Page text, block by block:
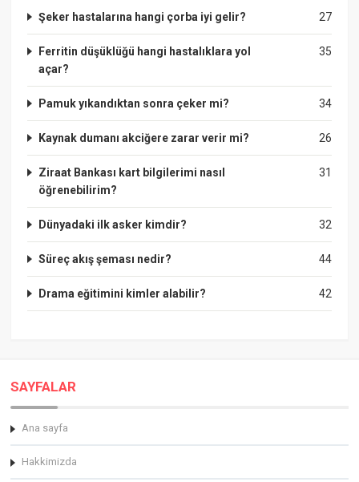
27
Şeker hastalarına hangi çorba iyi gelir?
35
Ferritin düşüklüğü hangi hastalıklara yol
açar?
34
Pamuk yıkandıktan sonra çeker mi?
26
Kaynak dumanı akciğere zarar verir mi?
31
Ziraat Bankası kart bilgilerimi nasıl
öğrenebilirim?
32
Dünyadaki ilk asker kimdir?
44
Süreç akış şeması nedir?
42
Drama eğitimini kimler alabilir?
SAYFALAR
Ana sayfa
Hakkimizda